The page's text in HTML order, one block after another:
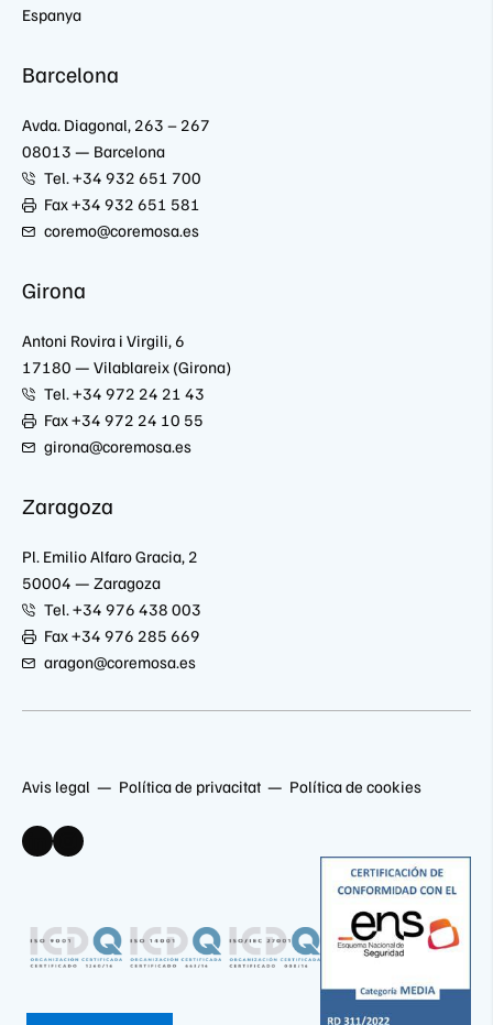
Espanya
Barcelona
Avda. Diagonal, 263 – 267
08013 — Barcelona
Tel. +34 932 651 700
Fax +34 932 651 581
coremo@coremosa.es
Girona
Antoni Rovira i Virgili, 6
17180 — Vilablareix (Girona)
Tel. +34 972 24 21 43
Fax +34 972 24 10 55
girona@coremosa.es
Zaragoza
Pl. Emilio Alfaro Gracia, 2
50004 — Zaragoza
Tel. +34 976 438 003
Fax +34 976 285 669
aragon@coremosa.es
Avis legal Política de privacitat Política de cookies